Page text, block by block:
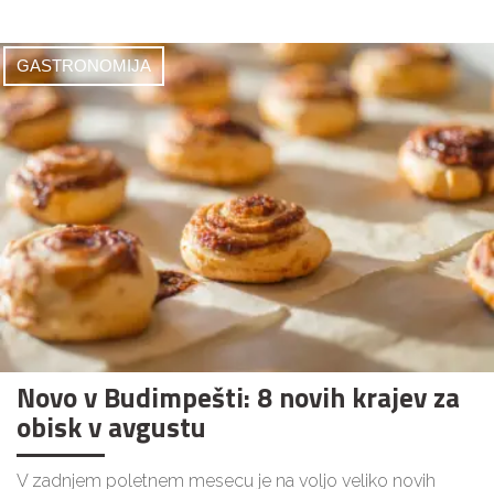
GASTRONOMIJA
Novo v Budimpešti: 8 novih krajev za
obisk v avgustu
V zadnjem poletnem mesecu je na voljo veliko novih